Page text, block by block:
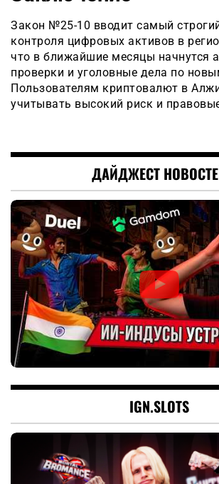
Закон №25-10 вводит самый
контроля цифровых активов в
что в ближайшие месяцы начнутся
проверки и уголовные дела по
Пользователям криптовалют в
учитывать высокий риск и
ДАЙДЖЕСТ
IGN.SLOTS